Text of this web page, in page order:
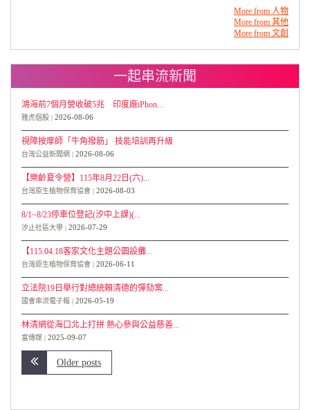
More from 人物
More from 其他
More from 文創
一起串流新聞
鴻海前7個月營收破5兆 印度廠iPhon...
雅虎個股 2026-08-06
視障按摩師「牛角撥筋」 技能培訓再升級
台灣公益新聞網 2026-08-06
【樂齡夏令營】115年8月22日(六)...
台灣原生植物保育協會 2026-08-03
8/1~8/23停車位登記(汐中上課)(...
汐止社區大學 2026-07-29
【115.04.18客家文化主題公園設攤...
台灣原生植物保育協會 2026-06-11
立法院19日舉行對總統賴清德的彈劾案...
國會串流電子報 2026-05-19
林清網從海口北上打拼 熱心參與公益慈善...
富傳媒 2025-09-07
Older posts